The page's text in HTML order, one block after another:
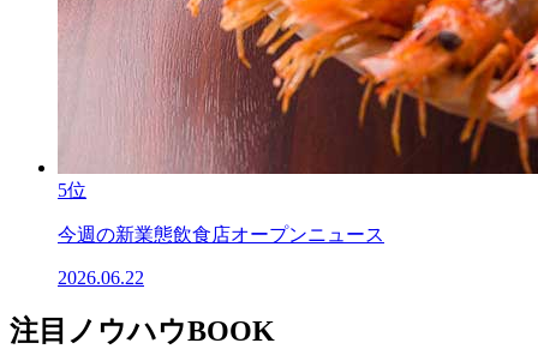
5位
今週の新業態飲食店オープンニュース
2026.06.22
注目ノウハウBOOK